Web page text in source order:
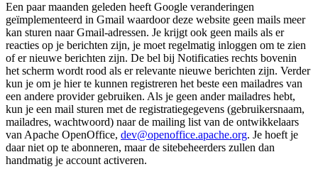
Een paar maanden geleden heeft Google veranderingen
geïmplementeerd in Gmail waardoor deze website geen mails meer
kan sturen naar Gmail-adressen. Je krijgt ook geen mails als er
reacties op je berichten zijn, je moet regelmatig inloggen om te zien
of er nieuwe berichten zijn. De bel bij Notificaties rechts bovenin
het scherm wordt rood als er relevante nieuwe berichten zijn. Verder
kun je om je hier te kunnen registreren het beste een mailadres van
een andere provider gebruiken. Als je geen ander mailadres hebt,
kun je een mail sturen met de registratiegegevens (gebruikersnaam,
mailadres, wachtwoord) naar de mailing list van de ontwikkelaars
van Apache OpenOffice, dev@openoffice.apache.org. Je hoeft je
daar niet op te abonneren, maar de sitebeheerders zullen dan
handmatig je account activeren.